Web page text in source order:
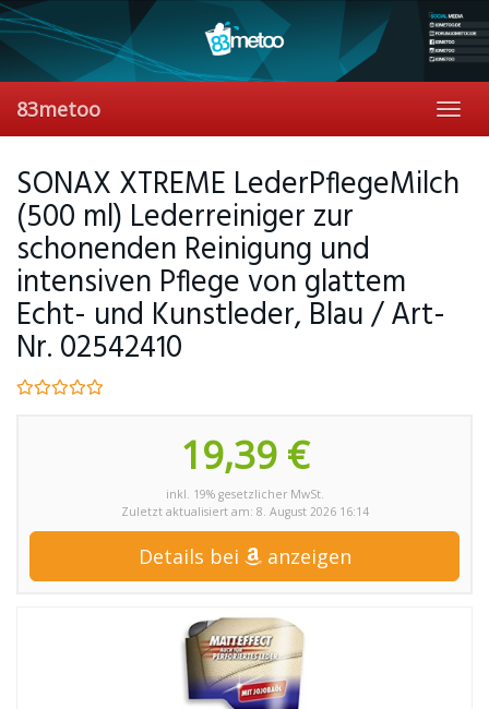
Skip
to
content
83metoo
SONAX XTREME LederPflegeMilch
(500 ml) Lederreiniger zur
schonenden Reinigung und
intensiven Pflege von glattem
Echt- und Kunstleder, Blau / Art-
Nr. 02542410
19,39 €
inkl. 19% gesetzlicher MwSt.
Zuletzt aktualisiert am: 8. August 2026 16:14
Details bei anzeigen